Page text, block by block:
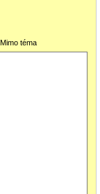
Mimo téma